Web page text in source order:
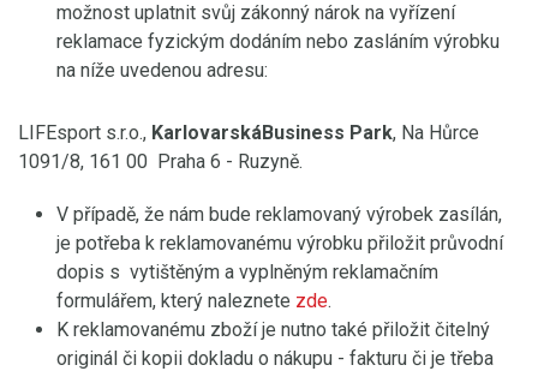
možnost uplatnit svůj zákonný nárok na vyřízení
reklamace fyzickým dodáním nebo zasláním výrobku
na níže uvedenou adresu:
LIFEsport s.r.o., KarlovarskáBusiness Park, Na Hůrce
1091/8, 161 00 Praha 6 - Ruzyně.
V případě, že nám bude reklamovaný výrobek zasílán,
je potřeba k reklamovanému výrobku přiložit průvodní
dopis s vytištěným a vyplněným reklamačním
formulářem, který naleznete zde.
K reklamovanému zboží je nutno také přiložit čitelný
originál či kopii dokladu o nákupu - fakturu či je třeba